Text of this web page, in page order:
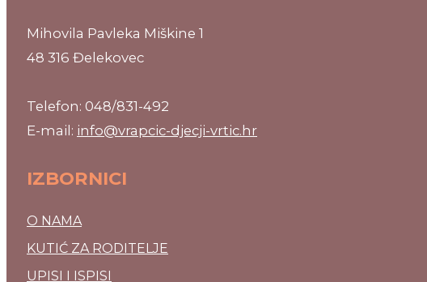
Mihovila Pavleka Miškine 1
48 316 Đelekovec
Telefon: 048/831-492
E-mail: info@vrapcic-djecji-vrtic.hr
IZBORNICI
O NAMA
KUTIĆ ZA RODITELJE
UPISI I ISPISI